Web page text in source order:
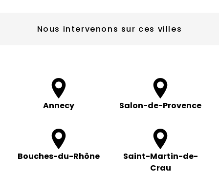
Nous intervenons sur ces villes
Annecy Salon-de-Provence
Bouches-du-Rhône
Saint-Martin-de-
Crau